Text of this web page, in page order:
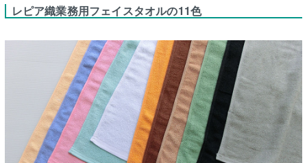
レピア織業務用フェイスタオルの11色